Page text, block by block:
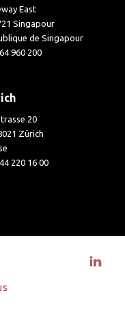
East
Singapour
de Singapour
960 200
20
Zürich
220 16 00